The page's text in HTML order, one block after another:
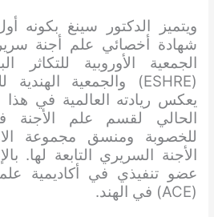
ويتميز الدكتور سينغ
شهادة أخصائي علم أجنة
الجمعية الأوروبية للتكاثر
يعكس ريادته العالمية في
الحالي لقسم علم الأجنة
للخصوبة ومنسق مجموعة
الأجنة السريري التابعة لها.
عضو تنفيذي في أكاديمية
(ACE) في الهند.